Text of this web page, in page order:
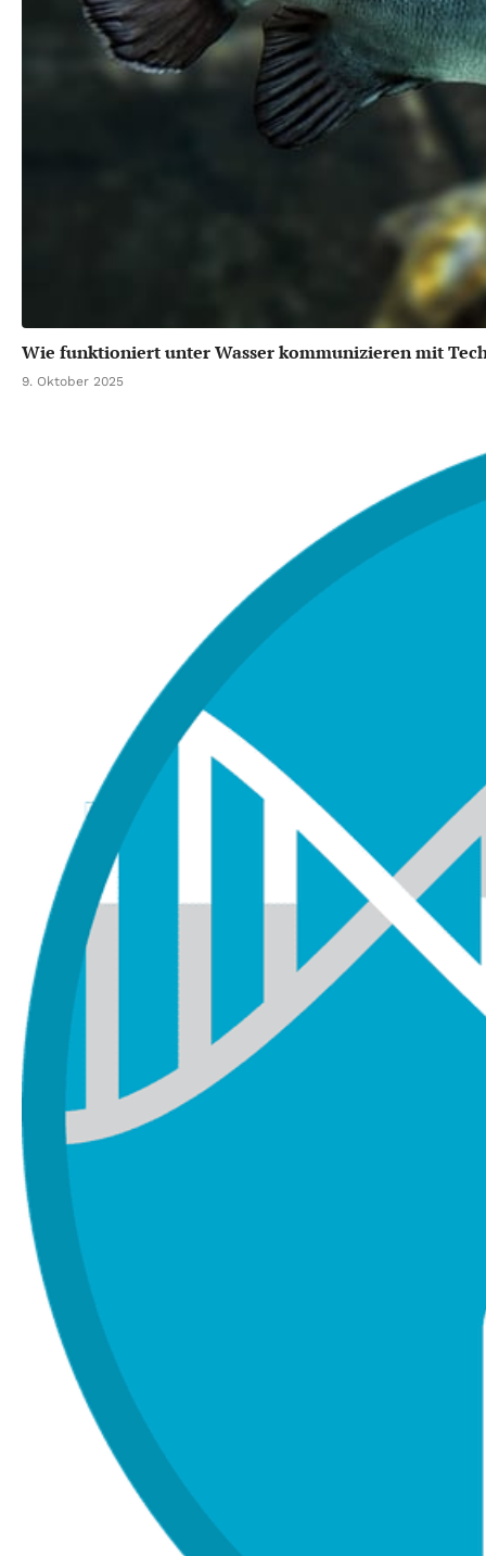
Wie funktioniert unter Wasser kommunizieren mit
9. Oktober 2025